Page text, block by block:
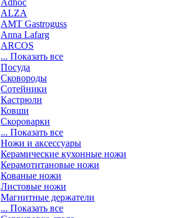
Adhoc
ALZA
AMT Gastroguss
Anna Lafarg
ARCOS
... Показать все
Посуда
Сковороды
Сотейники
Кастрюли
Ковши
Скороварки
... Показать все
Ножи и аксессуары
Керамические кухонные ножи
Керамотитановые ножи
Кованые ножи
Листовые ножи
Магнитные держатели
... Показать все